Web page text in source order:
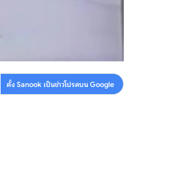
ตั้ง Sanook เป็นข่าวโปรดบน Google